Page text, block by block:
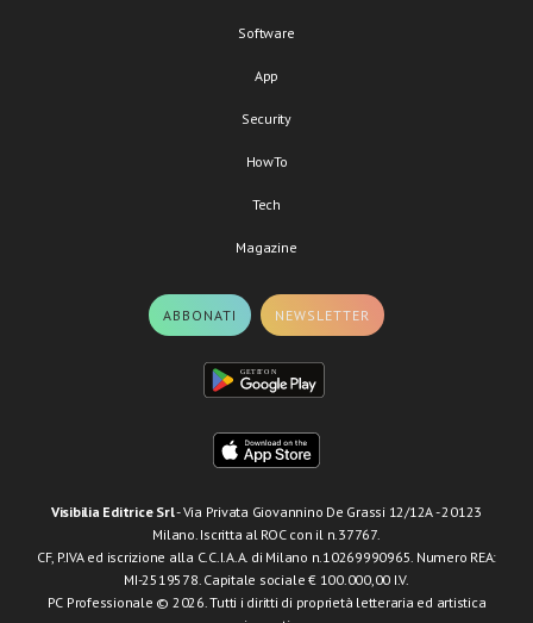
Software
App
Security
HowTo
Tech
Magazine
ABBONATI NEWSLETTER
Visibilia Editrice Srl- Via Privata Giovannino De Grassi 12/12A - 20123
Milano. Iscritta al ROC con il n.37767.
CF, P.IVA ed iscrizione alla C.C.I.A.A. di Milano n.10269990965. Numero REA:
MI-2519578. Capitale sociale € 100.000,00 I.V.
PC Professionale © 2026. Tutti i diritti di proprietà letteraria ed artistica